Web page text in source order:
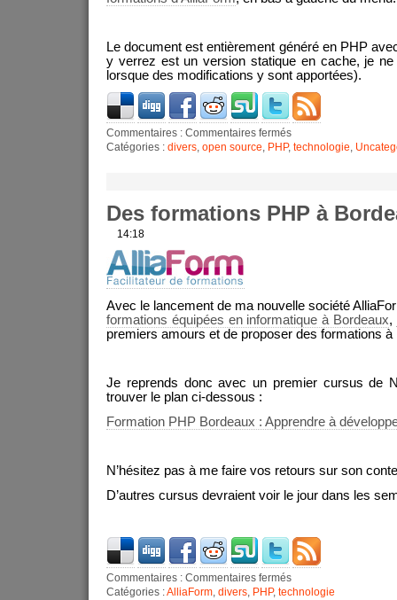
Le document est entièrement généré en PHP
y verrez est un version statique en cache, je ne
lorsque des modifications y sont apportées).
Commentaires : Commentaires fermés
Catégories : divers, open source, PHP, technologie,
Des formations PHP à
14:18
Avec le lancement de ma nouvelle société
formations équipées en informatique à Bordeaux,
premiers amours et de proposer des formations
Je reprends donc avec un premier cursus de
trouver le plan ci-dessous :
Formation PHP Bordeaux : Apprendre à
N’hésitez pas à me faire vos retours sur son
D’autres cursus devraient voir le jour dans les
Commentaires : Commentaires fermés
Catégories :AlliaForm, divers, PHP, technologie